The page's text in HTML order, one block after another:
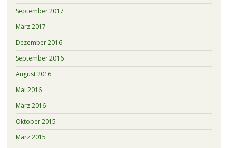
September 2017
März 2017
Dezember 2016
September 2016
August 2016
Mai 2016
März 2016
Oktober 2015
März 2015